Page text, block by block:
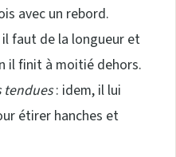
avec un rebord.
faut de la longueur et
il finit à moitié dehors.
tendues: idem, il lui
étirer hanches et